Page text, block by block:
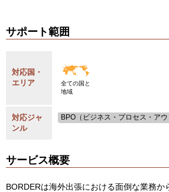
サポート範囲
対応国・
エリア
全ての国と
地域
対応ジャ
ンル
BPO（ビジネス・プロセス・アウ
サービス概要
BORDERは海外出張における面倒な業務か